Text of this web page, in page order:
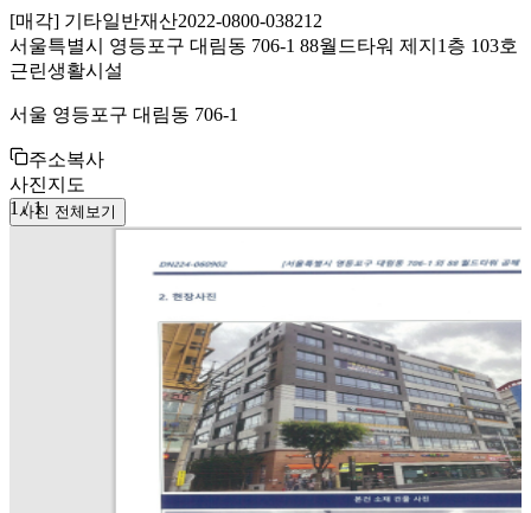
[매각] 기타일반재산2022-0800-038212
서울특별시 영등포구 대림동 706-1 88월드타워 제지1층 103호
근린생활시설
서울 영등포구 대림동 706-1
주소복사
사진지도
1 /1
사진 전체보기